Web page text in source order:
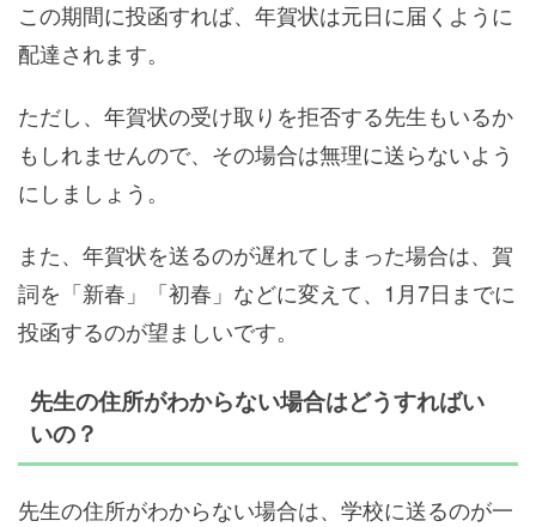
この期間に投函すれば、年賀状は元日に届くように
配達されます。
ただし、年賀状の受け取りを拒否する先生もいるか
もしれませんので、その場合は無理に送らないよう
にしましょう。
また、年賀状を送るのが遅れてしまった場合は、賀
詞を「新春」「初春」などに変えて、1月7日までに
投函するのが望ましいです。
先生の住所がわからない場合はどうすればい
いの？
先生の住所がわからない場合は、学校に送るのが一